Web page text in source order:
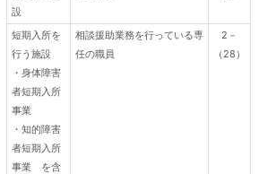
設
短期入所を
行う施設
・身体障害
者短期入所
事業
・知的障害
者短期入所
事業 を含
相談援助業務を行っている専
任の職員
2－
（28）